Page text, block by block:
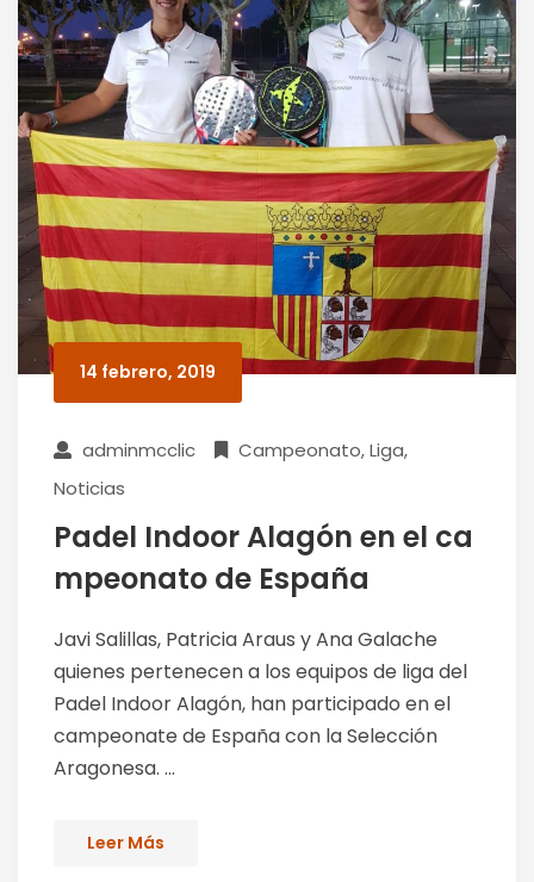
14 febrero, 2019
adminmcclic Campeonato,Liga,
Noticias
Padel Indoor Alagón en el ca
mpeonato de España
Javi Salillas, Patricia Araus y Ana Galache
quienes pertenecen a los equipos de liga del
Padel Indoor Alagón, han participado en el
campeonate de España con la Selección
Aragonesa. ...
Leer Más